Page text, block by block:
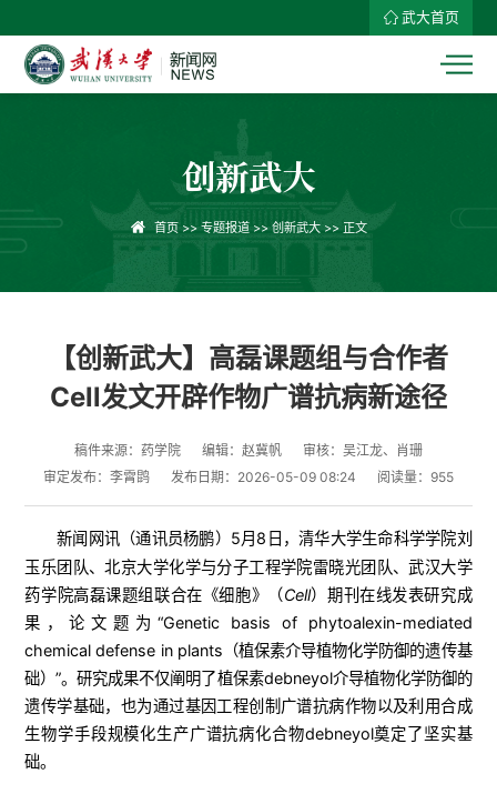
武大首页
创新武大
首页>> 专题报道>> 创新武大>> 正文
【创新武大】高磊课题组与合作者
Cell发文开辟作物广谱抗病新途径
稿件来源：药学院 编辑：赵冀帆
审核：吴江龙、肖珊
审定发布：李霄鹍
发布日期：2026-05-09 08:24 阅读量： 955
新闻网讯（通讯员杨鹏）5月8日，清华大学生命科学学院刘
玉乐团队、北京大学化学与分子工程学院雷晓光团队、武汉大学
药学院高磊课题组联合在《细胞》（Cell）期刊在线发表研究成
果，论文题为“Genetic basis of phytoalexin-mediated
chemical defense in plants（植保素介导植物化学防御的遗传基
础）”。研究成果不仅阐明了植保素debneyol介导植物化学防御的
遗传学基础，也为通过基因工程创制广谱抗病作物以及利用合成
生物学手段规模化生产广谱抗病化合物debneyol奠定了坚实基
础。